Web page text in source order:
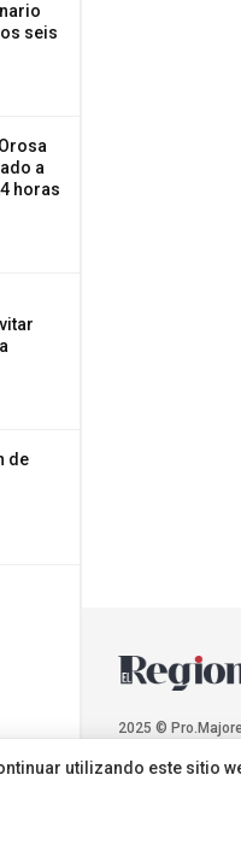
seis
a
horas
de
2025 ©
utilizando este sitio